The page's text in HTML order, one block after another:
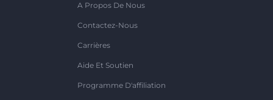
A Propos De Nous
Contactez-Nous
Carrières
Aide Et Soutien
Programme D'affiliation